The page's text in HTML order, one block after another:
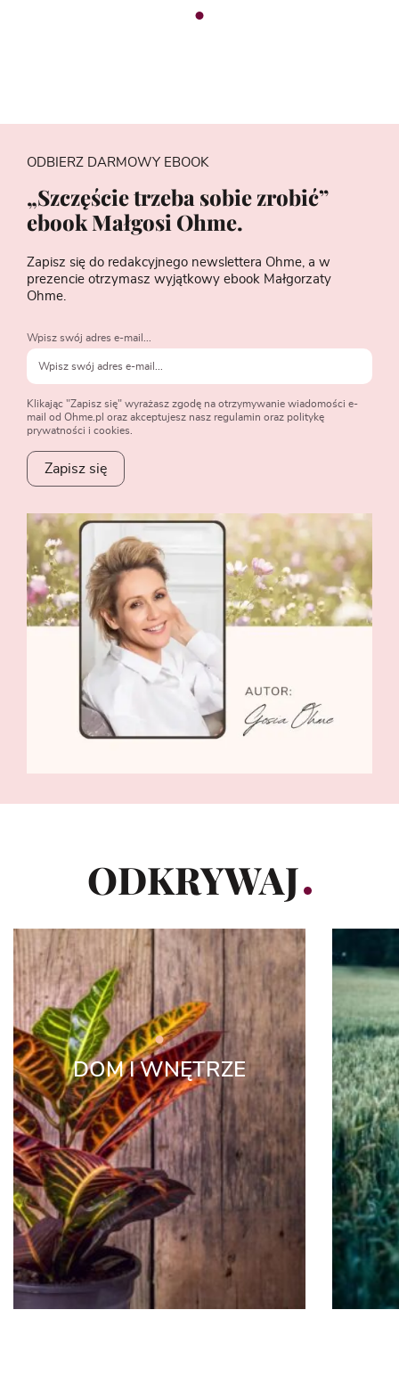
ODBIERZ DARMOWY EBOOK
„Szczęście trzeba sobie zrobić”
ebook Małgosi Ohme.
Zapisz się do redakcyjnego newslettera Ohme, a w
prezencie otrzymasz wyjątkowy ebook Małgorzaty
Ohme.
Wpisz swój adres e-mail...
Klikając "Zapisz się" wyrażasz zgodę na otrzymywanie wiadomości e-
mail od Ohme.pl oraz akceptujesz nasz regulamin oraz politykę
prywatności i cookies.
Zapisz się
ODKRYWAJ
DOM I WNĘTRZE